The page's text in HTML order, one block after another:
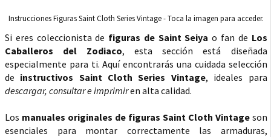
Instrucciones Figuras Saint Cloth Series Vintage - Toca la imagen para acceder.
Si eres coleccionista de figuras de Saint Seiya o fan de Los
Caballeros del Zodiaco, esta sección está diseñada
especialmente para ti. Aquí encontrarás una cuidada selección
de instructivos Saint Cloth Series Vintage, ideales para
descargar, consultar e imprimiren alta calidad.
Los manuales originales de figuras Saint Cloth Vintageson
esenciales para montar correctamente las armaduras,